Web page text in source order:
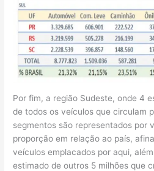
Por fim, a região Sudeste, onde 4
de todos os veículos que circulam
segmentos são representados por
proporção em relação ao país,
veículos emplacados por aqui,
estimado de outros 5 milhões que